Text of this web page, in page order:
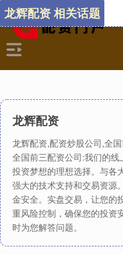
龙辉配资
龙辉配资,配资炒股公司,全
全国前三配资公司:我们的
投资梦想的理想选择。与各
强大的技术支持和交易资源
金安全。实盘交易，让您的
重风险控制，确保您的投资
时为您解答问题。
龙辉配资 相关话题